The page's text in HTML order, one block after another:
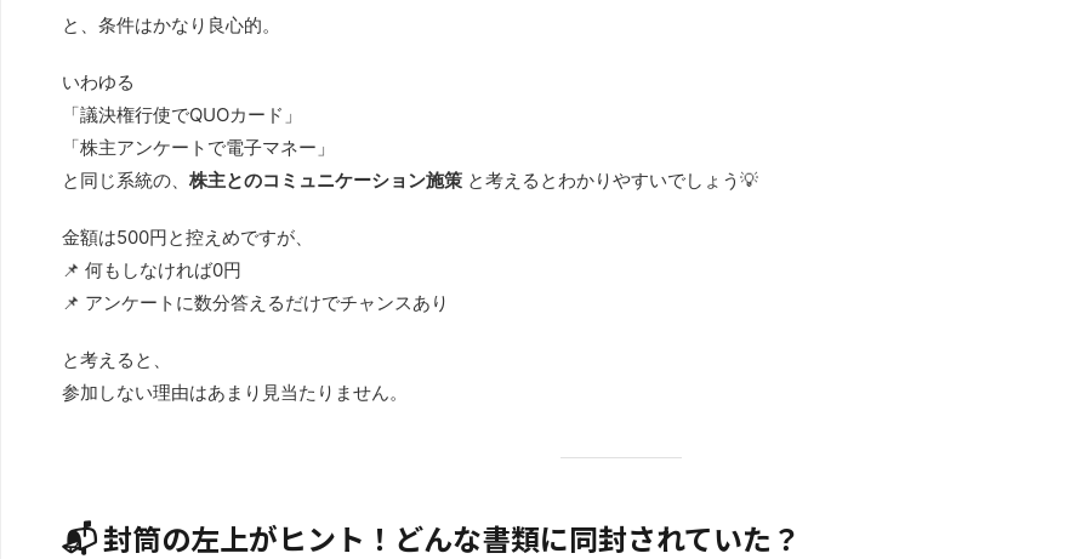
と、条件はかなり良心的。
いわゆる
「議決権行使でQUOカード」
「株主アンケートで電子マネー」
と同じ系統の、 株主とのコミュニケーション施策 と考えるとわかりやすいでしょう💡
金額は500円と控えめですが、
📌 何もしなければ0円
📌 アンケートに数分答えるだけでチャンスあり
と考えると、
参加しない理由はあまり見当たりません。
📬 封筒の左上がヒント！どんな書類に同封されていた？